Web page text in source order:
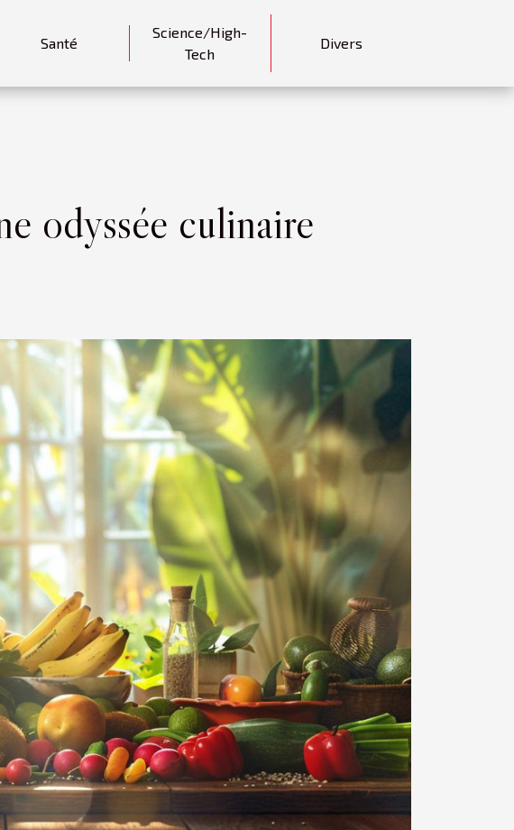
Santé
Science/High-
Tech
Divers
odyssée culinaire